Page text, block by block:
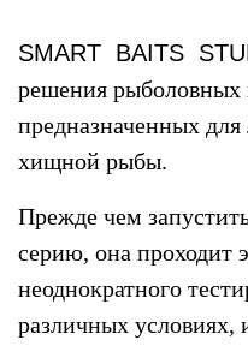
SMART BAITS
решения рыболовных
предназначенных
хищной рыбы.
Прежде чем
серию, она проходит
неоднократного
различных условиях,